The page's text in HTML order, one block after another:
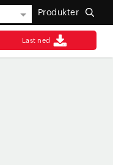
Produkter
Last ned